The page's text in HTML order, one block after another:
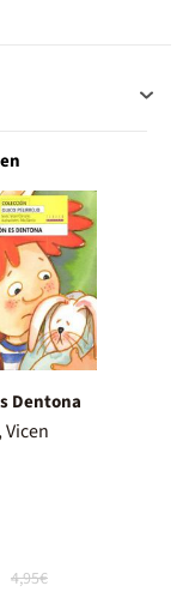
Dentona
4,95€